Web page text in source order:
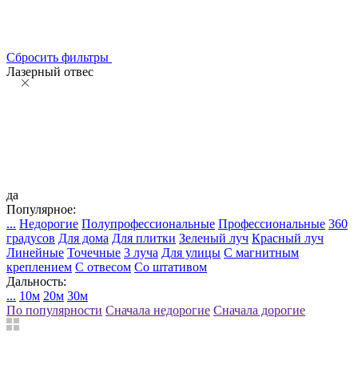
Сбросить фильтры
Лазерный отвес
да
Популярное:
... Недорогие Полупрофессиональные Профессиональные 360
градусов Для дома Для плитки Зеленый луч Красный луч
Линейные Точечные 3 луча Для улицы С магнитным
креплением С отвесом Со штативом
Дальность:
... 10м 20м 30м
По популярности Сначала недорогие Сначала дорогие